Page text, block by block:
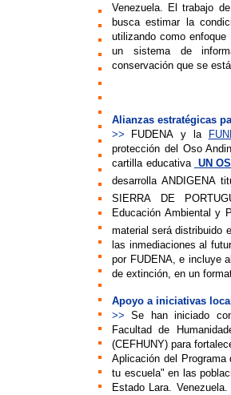
Venezuela. El trabajo
busca estimar la
utilizando como
un sistema de
conservación que se
Alianzas estratégicas
>>
FUDENA y la
protección del Oso
cartilla educativa UN
desarrolla ANDIGENA
SIERRA DE
Educación Ambiental y
material será distribuido
las inmediaciones al
por FUDENA, e incluye
de extinción, en un
Apoyo a iniciativas
>> Se
han iniciado
Facultad de
(CEFHUNY) para
Aplicación del
tu escuela" en las
Estado Lara.